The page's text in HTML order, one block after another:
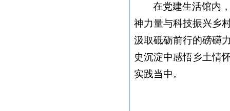
在党建生活馆内
神力量与科技振兴乡
汲取砥砺前行的磅礴
史沉淀中感悟乡土情
实践当中。